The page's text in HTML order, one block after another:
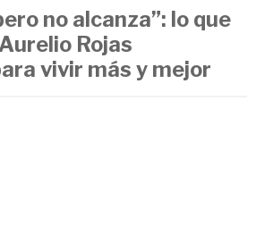
no alcanza”: lo que
Rojas
vivir más y mejor